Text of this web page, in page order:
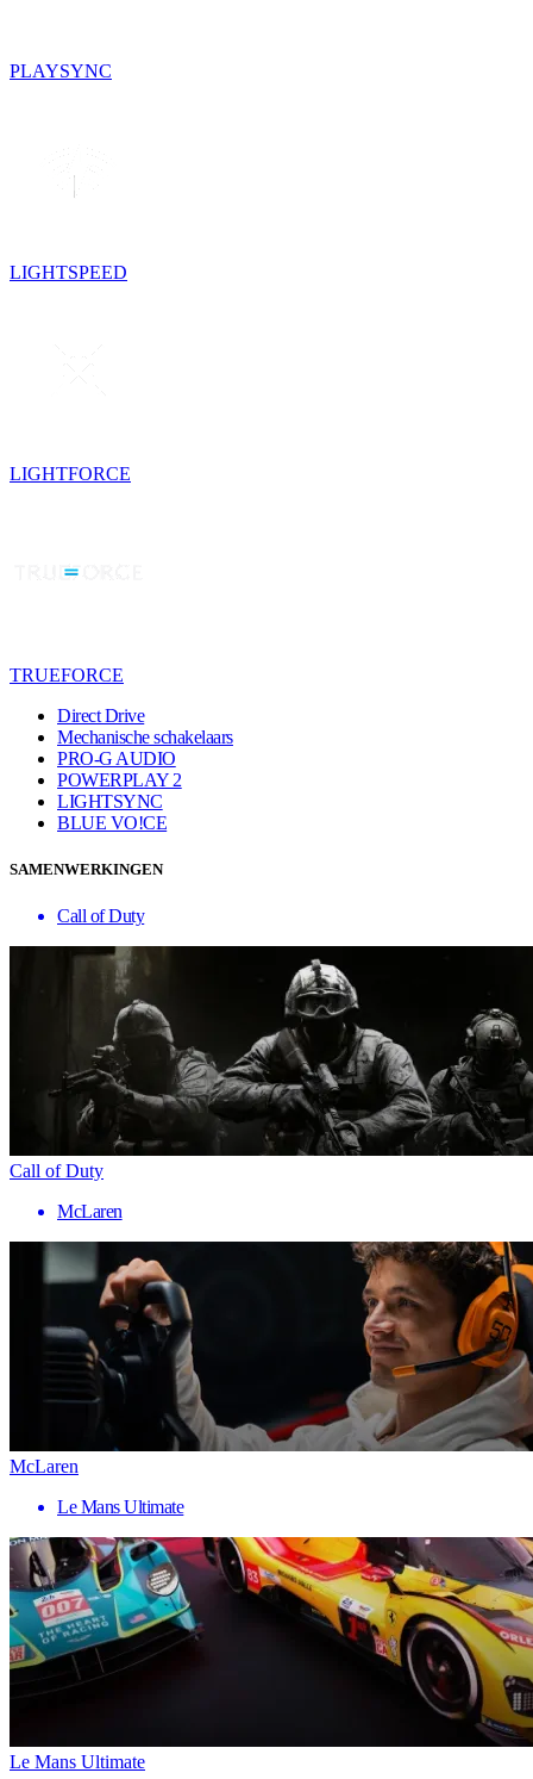
PLAYSYNC
LIGHTSPEED
LIGHTFORCE
TRUEFORCE
Direct Drive
Mechanische schakelaars
PRO-G AUDIO
POWERPLAY 2
LIGHTSYNC
BLUE VO!CE
SAMENWERKINGEN
Call of Duty
Call of Duty
McLaren
McLaren
Le Mans Ultimate
Le Mans Ultimate